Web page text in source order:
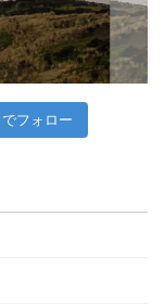
でフォロー